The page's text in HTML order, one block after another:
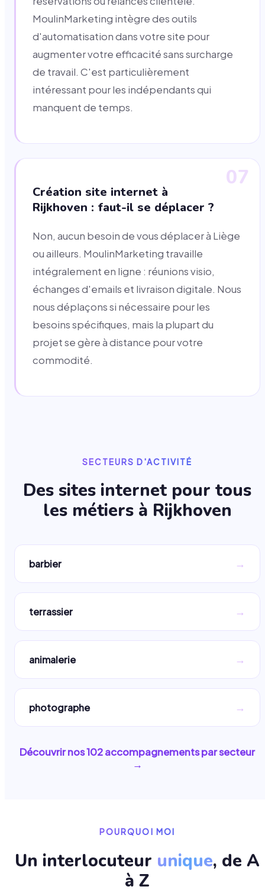
MoulinMarketing intègre des outils
d'automatisation dans votre site pour
augmenter votre efficacité sans surcharge
de travail. C'est particulièrement
intéressant pour les indépendants qui
manquent de temps.
07
Création site internet à
Rijkhoven : faut-il se déplacer ?
Non, aucun besoin de vous déplacer à Liège
ou ailleurs. MoulinMarketing travaille
intégralement en ligne : réunions visio,
échanges d'emails et livraison digitale. Nous
nous déplaçons si nécessaire pour les
besoins spécifiques, mais la plupart du
projet se gère à distance pour votre
commodité.
SECTEURS D'ACTIVITÉ
Des sites internet pour tous
les métiers à Rijkhoven
barbier →
terrassier →
animalerie →
photographe →
Découvrir nos102accompagnements par secteur
→
POURQUOI MOI
Un interlocuteur unique, de A
à Z